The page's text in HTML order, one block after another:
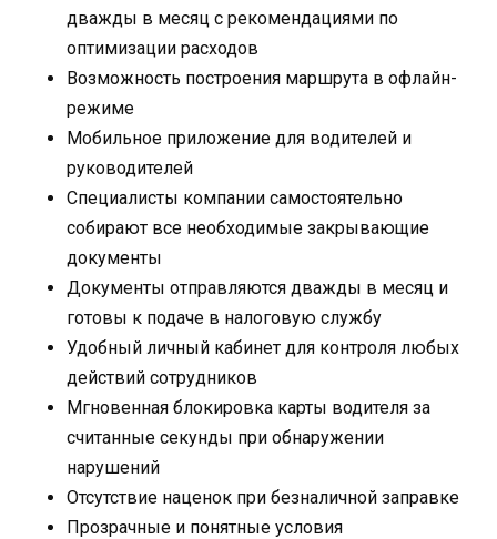
дважды в месяц с рекомендациями по
оптимизации расходов
Возможность построения маршрута в офлайн-
режиме
Мобильное приложение для водителей и
руководителей
Специалисты компании самостоятельно
собирают все необходимые закрывающие
документы
Документы отправляются дважды в месяц и
готовы к подаче в налоговую службу
Удобный личный кабинет для контроля любых
действий сотрудников
Мгновенная блокировка карты водителя за
считанные секунды при обнаружении
нарушений
Отсутствие наценок при безналичной заправке
Прозрачные и понятные условия